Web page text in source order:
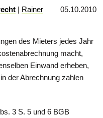
05.10.2010
| Rainer
des Mieters jedes Jahr
macht,
Einwand erheben,
der Abrechnung zahlen
3 S. 5 und 6 BGB